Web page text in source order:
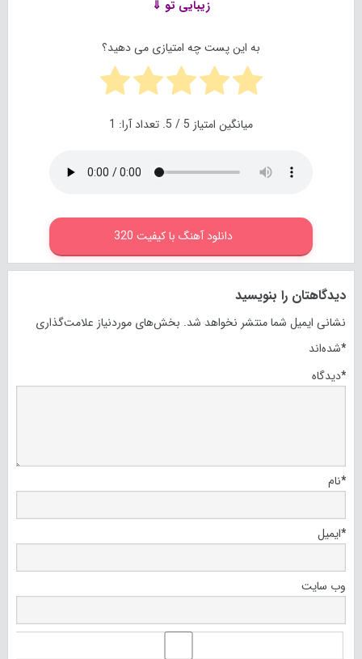
زیبایی تو ⇓
به این پست چه امتیازی می دهید؟
میانگین امتیاز 5 / 5. تعداد آرا: 1
دانلود آهنگ با کیفیت 320
دیدگاهتان را بنویسید
نشانی ایمیل شما منتشر نخواهد شد. بخش‌های موردنیاز علامت‌گذاری
شده‌اند*
دیدگاه*
نام*
ایمیل*
وب‌ سایت